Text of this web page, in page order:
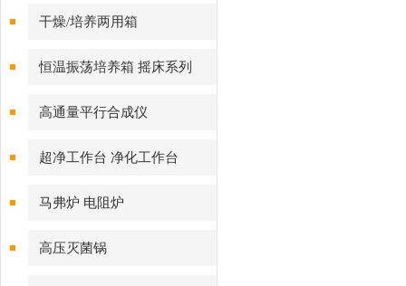
干燥/培养两用箱
恒温振荡培养箱 摇床系列
高通量平行合成仪
超净工作台 净化工作台
马弗炉 电阻炉
高压灭菌锅